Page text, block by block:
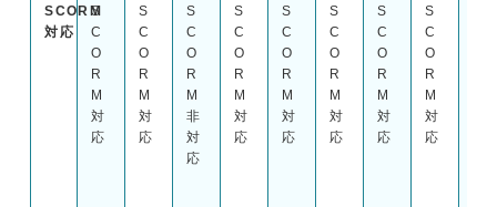
SCORM
対応
S
C
O
R
M
対
応
S
C
O
R
M
対
応
S
C
O
R
M
非
対
応
S
C
O
R
M
対
応
S
C
O
R
M
対
応
S
C
O
R
M
対
応
S
C
O
R
M
対
応
S
C
O
R
M
対
応